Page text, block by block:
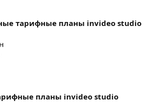
тарифные планы invideo studio
планы invideo studio